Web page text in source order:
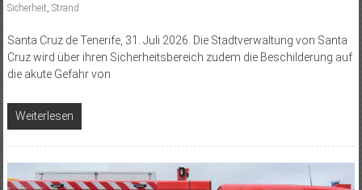
Sicherheit, Strand
Santa Cruz de Tenerife, 31. Juli 2026. Die Stadtverwaltung von Santa
Cruz wird über ihren Sicherheitsbereich zudem die Beschilderung auf
die akute Gefahr von
Weiterlesen